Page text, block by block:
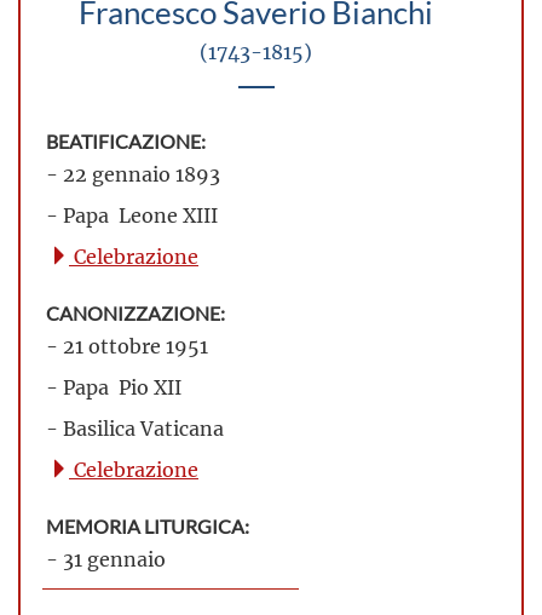
Francesco Saverio Bianchi
(1743-1815)
BEATIFICAZIONE:
- 22 gennaio 1893
- Papa Leone XIII
Celebrazione
CANONIZZAZIONE:
- 21 ottobre 1951
- Papa Pio XII
- Basilica Vaticana
Celebrazione
MEMORIA LITURGICA:
- 31 gennaio